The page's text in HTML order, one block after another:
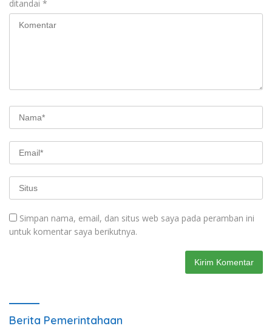
ditandai *
Simpan nama, email, dan situs web saya pada peramban ini
untuk komentar saya berikutnya.
Berita Pemerintahaan